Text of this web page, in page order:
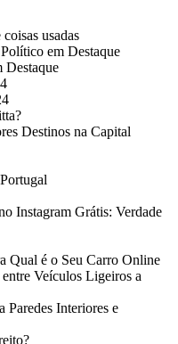
usadas
em Destaque
Destaque
Destinos na Capital
Instagram Grátis: Verdade
Qual é o Seu Carro Online
Veículos Ligeiros a
Interiores e